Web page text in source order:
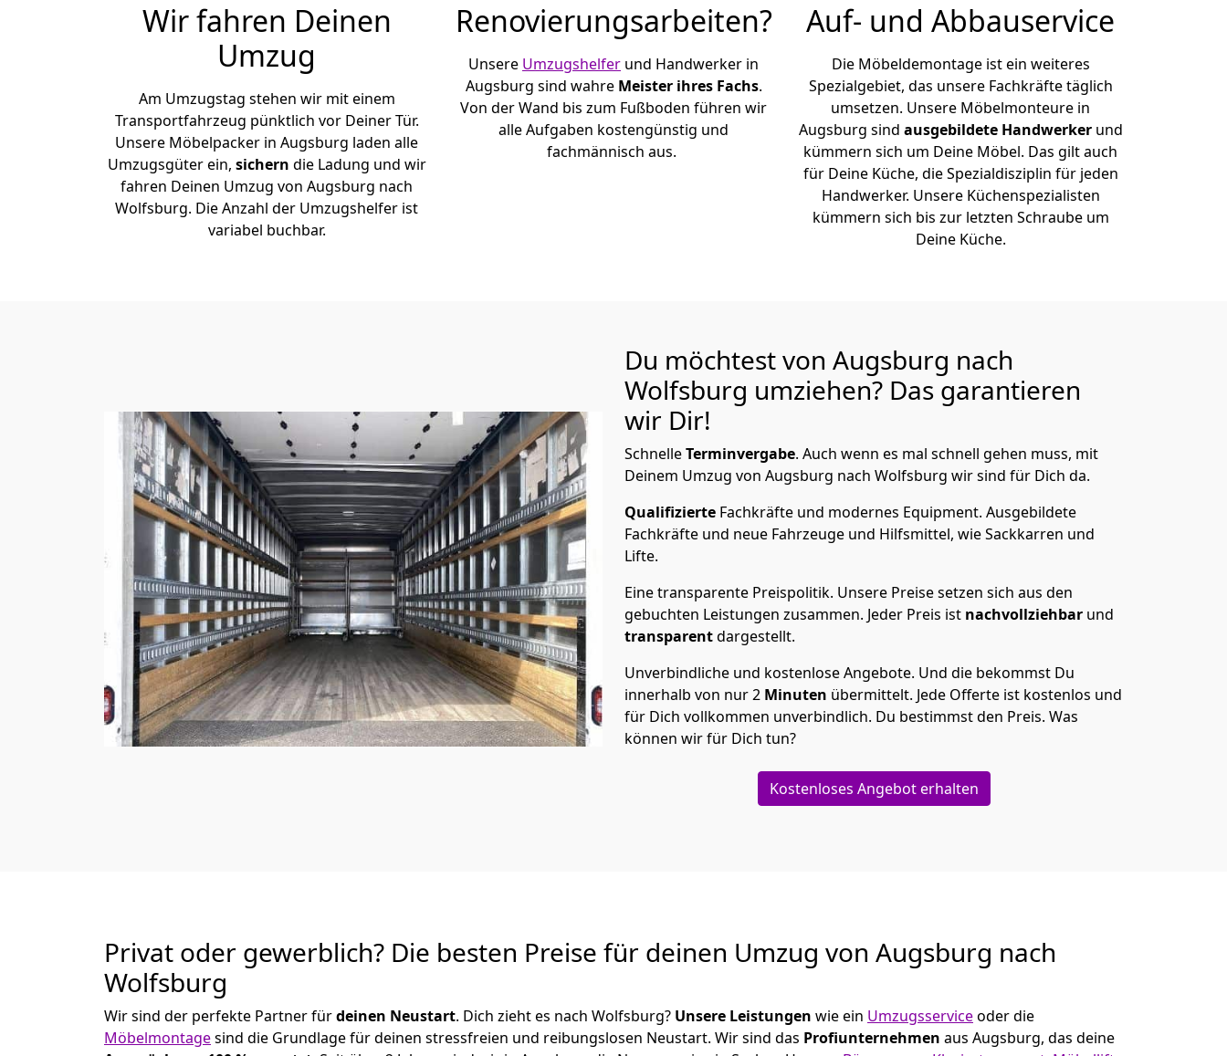
Wir fahren Deinen
Umzug
Am Umzugstag stehen wir mit einem
Transportfahrzeug pünktlich vor Deiner Tür.
Unsere Möbelpacker in Augsburg laden alle
Umzugsgüter ein, sichern die Ladung und wir
fahren Deinen Umzug von Augsburg nach
Wolfsburg. Die Anzahl der Umzugshelfer ist
variabel buchbar.
Renovierungsarbeiten?
Unsere Umzugshelfer und Handwerker in
Augsburg sind wahre Meister ihres Fachs.
Von der Wand bis zum Fußboden führen wir
alle Aufgaben kostengünstig und
fachmännisch aus.
Auf- und Abbauservice
Die Möbeldemontage ist ein weiteres
Spezialgebiet, das unsere Fachkräfte täglich
umsetzen. Unsere Möbelmonteure in
Augsburg sind ausgebildete Handwerker und
kümmern sich um Deine Möbel. Das gilt auch
für Deine Küche, die Spezialdisziplin für jeden
Handwerker. Unsere Küchenspezialisten
kümmern sich bis zur letzten Schraube um
Deine Küche.
Du möchtest von Augsburg nach
Wolfsburg umziehen? Das garantieren
wir Dir!
SchnelleTerminvergabe. Auch wenn es mal schnell gehen muss, mit
Deinem Umzug von Augsburg nach Wolfsburg wir sind für Dich da.
Qualifizierte Fachkräfte und modernes Equipment. Ausgebildete
Fachkräfte und neue Fahrzeuge und Hilfsmittel, wie Sackkarren und
Lifte.
Eine transparente Preispolitik. Unsere Preise setzen sich aus den
gebuchten Leistungen zusammen. Jeder Preis ist nachvollziehbar und
transparentdargestellt.
Unverbindliche und kostenlose Angebote. Und die bekommst Du
innerhalb von nur2 Minuten übermittelt. Jede Offerte ist kostenlos und
für Dich vollkommen unverbindlich. Du bestimmst den Preis. Was
können wir für Dich tun?
Kostenloses Angebot erhalten
Privat oder gewerblich? Die besten Preise für deinen Umzug von Augsburg nach
Wolfsburg
Wir sind der perfekte Partner fürdeinen Neustart. Dich zieht es nach Wolfsburg? Unsere Leistungen wie ein Umzugsserviceoder die
Möbelmontagesind die Grundlage für deinen stressfreien und reibungslosen Neustart. Wir sind das Profiunternehmen aus Augsburg, das deine